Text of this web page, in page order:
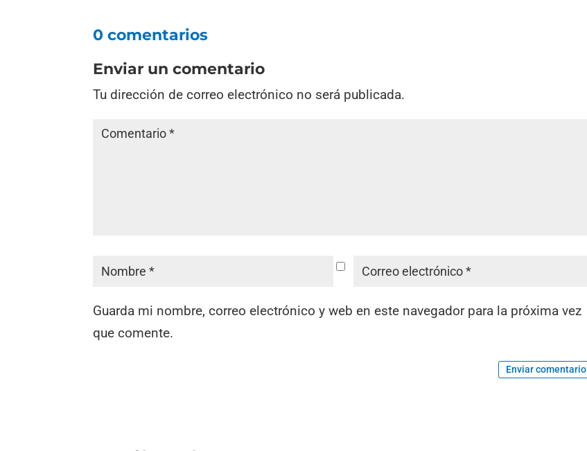
0 comentarios
Enviar un comentario
Tu dirección de correo electrónico no será publicada.
Guarda mi nombre, correo electrónico y web en este navegador para la próxima vez
que comente.
Enviar comentario